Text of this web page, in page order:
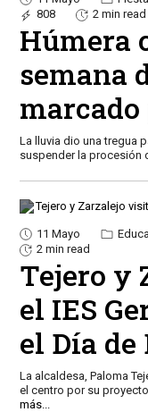
808
2 min read
Húmera
semana
La lluvia dio una tregua
suspender la procesión
11 Mayo
2 min read
Tejero y
el IES
el Día de
La alcaldesa, Paloma
el centro por su
más...